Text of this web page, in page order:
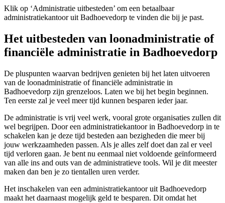
Klik op ‘Administratie uitbesteden’ om een betaalbaar
administratiekantoor uit Badhoevedorp te vinden die bij je past.
Het uitbesteden van loonadministratie of
financiële administratie in Badhoevedorp
De pluspunten waarvan bedrijven genieten bij het laten uitvoeren
van de loonadministratie of financiële administratie in
Badhoevedorp zijn grenzeloos. Laten we bij het begin beginnen.
Ten eerste zal je veel meer tijd kunnen besparen ieder jaar.
De administratie is vrij veel werk, vooral grote organisaties zullen dit
wel begrijpen. Door een administratiekantoor in Badhoevedorp in te
schakelen kan je deze tijd besteden aan bezigheden die meer bij
jouw werkzaamheden passen. Als je alles zelf doet dan zal er veel
tijd verloren gaan. Je bent nu eenmaal niet voldoende geïnformeerd
van alle ins and outs van de administratieve tools. Wil je dit meester
maken dan ben je zo tientallen uren verder.
Het inschakelen van een administratiekantoor uit Badhoevedorp
maakt het daarnaast mogelijk geld te besparen. Dit omdat het